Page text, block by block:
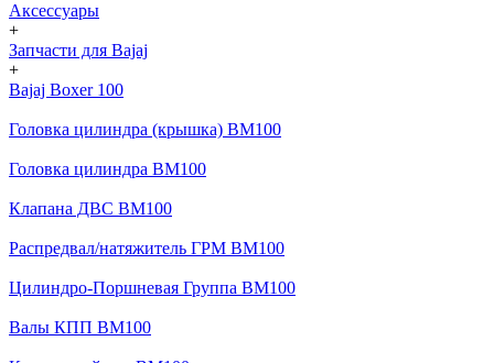
Аксессуары
+
Запчасти для Bajaj
+
Bajaj Boxer 100
Головка цилиндра (крышка) BM100
Головка цилиндра BM100
Клапана ДВС BM100
Распредвал/натяжитель ГРМ BM100
Цилиндро-Поршневая Группа BM100
Валы КПП BM100